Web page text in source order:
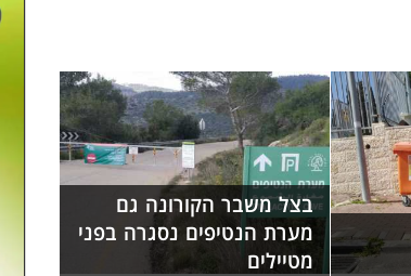
בצל משבר הקורונה גם
מערת הנטיפים נסגרה בפני
מטיילים